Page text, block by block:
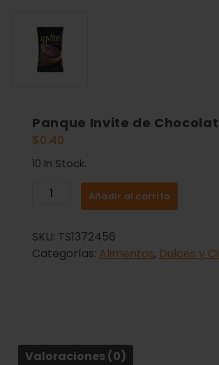
Panque Invite de
$0.40
10 In Stock.
Añadir al carrito
SKU: TS1372456
Categorías: Alimentos, Dulces y
Valoraciones (0)